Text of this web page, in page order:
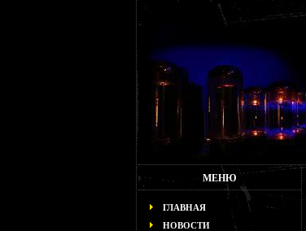
МЕНЮ
ГЛАВНАЯ
НОВОСТИ